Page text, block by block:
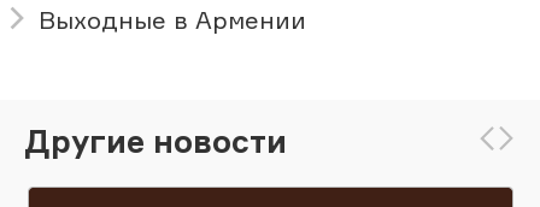
Выходные в Армении
Другие новости